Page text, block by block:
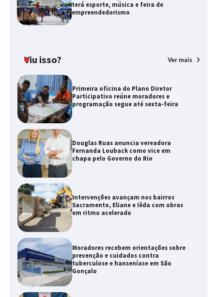
terá esporte, música e feira de
empreendedorismo
Viu isso? Ver mais
Primeira oficina do Plano Diretor
Participativo reúne moradores e
programação segue até sexta-feira
Douglas Ruas anuncia vereadora
Fernanda Louback como vice em
chapa pelo Governo do Rio
Intervenções avançam nos bairros
Sacramento, Eliane e Iêda com obras
em ritmo acelerado
Moradores recebem orientações sobre
prevenção e cuidados contra
tuberculose e hanseníase em São
Gonçalo